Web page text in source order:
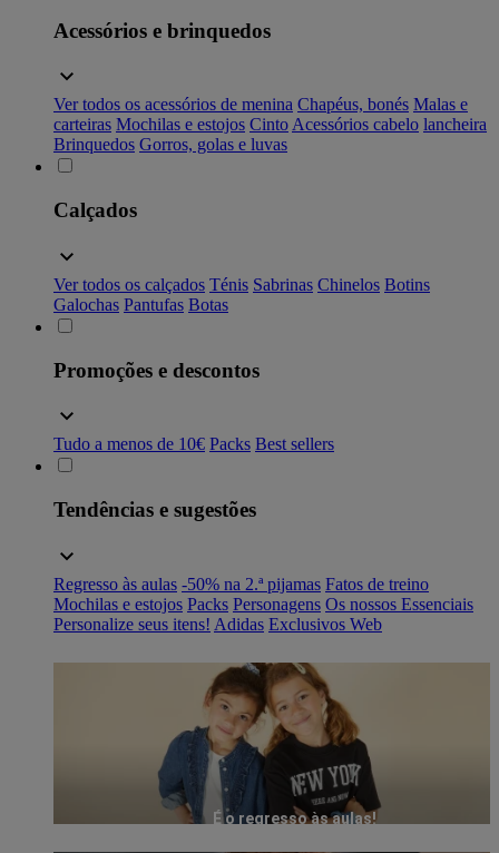
Acessórios e brinquedos
Ver todos os acessórios de menina Chapéus, bonés Malas e
carteiras Mochilas e estojos Cinto Acessórios cabelo lancheira
Brinquedos Gorros, golas e luvas
Calçados
Ver todos os calçados Ténis Sabrinas Chinelos Botins
Galochas Pantufas Botas
Promoções e descontos
Tudo a menos de 10€ Packs Best sellers
Tendências e sugestões
Regresso às aulas -50% na 2.ª pijamas Fatos de treino
Mochilas e estojos Packs Personagens Os nossos Essenciais
Personalize seus itens! Adidas Exclusivos Web
É o regresso às aulas!